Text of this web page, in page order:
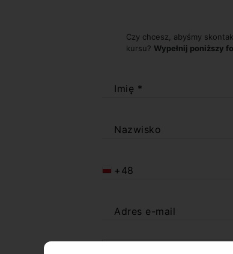
Czy chcesz, abyśmy
kursu? Wypełnij poniższy
Imię *
Nazwisko
+48
Adres e-mail